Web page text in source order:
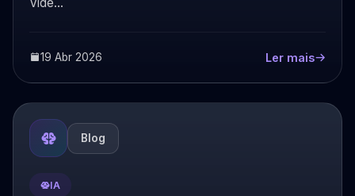
19 Abr 2026 Ler mais
Blog
IA